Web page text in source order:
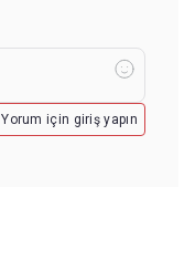
Yorum için giriş yapın